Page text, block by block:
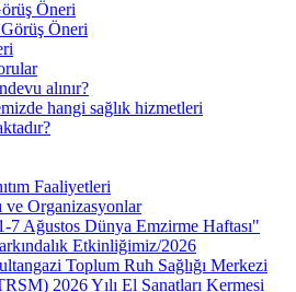
Öneri
Görüş Öneri
alınır?
hangi sağlık hizmetleri
Faaliyetleri
ve Organizasyonlar
7 Ağustos Dünya Emzirme Haftası"
Etkinliğimiz/2026
Toplum Ruh Sağlığı Merkezi
2026 Yılı El Sanatları Kermesi